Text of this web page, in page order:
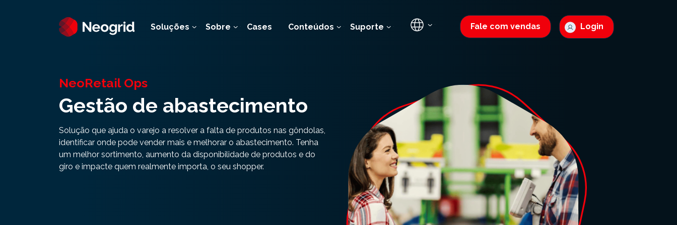
Soluções Sobre Cases Conteúdos Suporte Fale com vendas Login
NeoRetail Ops
Gestão de abastecimento
Solução que ajuda o varejo a resolver a falta de produtos nas gôndolas,
identificar onde pode vender mais e melhorar o abastecimento. Tenha
um melhor sortimento, aumento da disponibilidade de produtos e do
giro e impacte quem realmente importa, o seu shopper.